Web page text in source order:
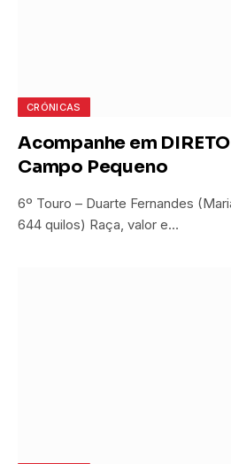
CRÓNICAS
Acompanhe em
Campo Pequeno
6º Touro – Duarte Fernandes
644 quilos) Raça, valor e…